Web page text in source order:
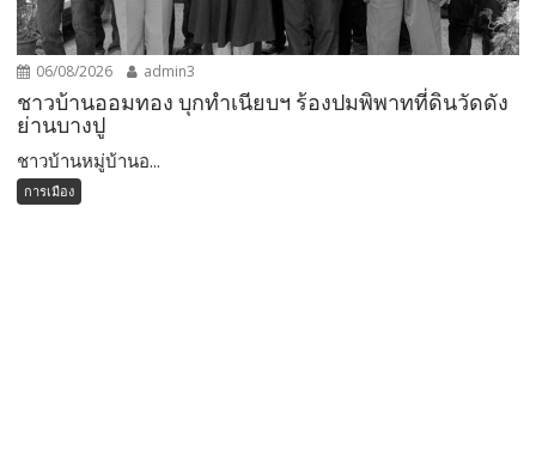
06/08/2026 admin3
ชาวบ้านออมทอง บุกทำเนียบฯ ร้องปมพิพาทที่ดินวัดดัง
ย่านบางปู
ชาวบ้านหมู่บ้านอ...
การเมือง